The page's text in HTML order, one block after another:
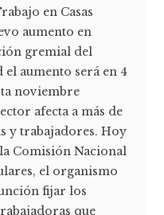
en Casas
aumento en
gremial del
aumento será en 4
noviembre
afecta a más de
y trabajadores. Hoy
Comisión Nacional
el organismo
fijar los
que